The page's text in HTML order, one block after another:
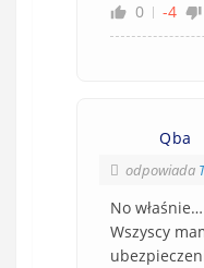
0
-4
Qba
odpowiada
No
Wszyscy